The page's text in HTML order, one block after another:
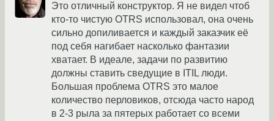
Это отличный конструктор. Я не видел чтоб
кто-то чистую OTRS использовал, она очень
сильно допиливается и каждый заказчик её
под себя нагибает насколько фантазии
хватает. В идеале, задачи по развитию
должны ставить сведущие в ITIL люди.
Большая проблема OTRS это малое
количество перловиков, отсюда часто народ
в 2-3 рыла за пятерых работает со всеми